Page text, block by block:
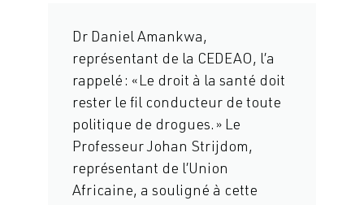
Dr Daniel Amankwa,
représentant de la CEDEAO, l’a
rappelé : « Le droit à la santé doit
rester le fil conducteur de toute
politique de drogues. » Le
Professeur Johan Strijdom,
représentant de l’Union
Africaine, a souligné à cette